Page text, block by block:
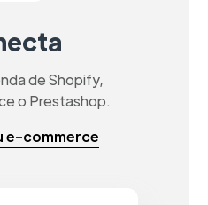
de Shopify,
o Prestashop.
e-commerce